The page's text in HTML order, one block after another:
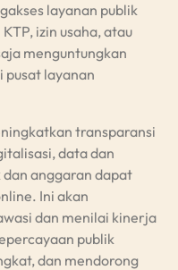
layanan publik
izin usaha, atau
menguntungkan
pusat layanan
transparansi
data dan
anggaran dapat
Ini akan
dan menilai kinerja
publik
dan mendorong